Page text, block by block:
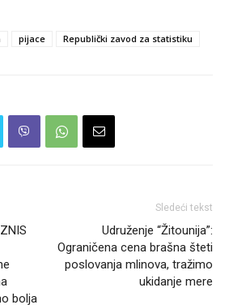
pijace Republički zavod za statistiku
bolja
Sledeći tekst
Udruženje “Žitounija”:
Ograničena cena brašna šteti
poslovanja mlinova, tražimo
ukidanje mere